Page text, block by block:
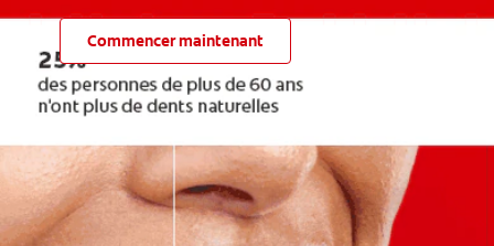
Commencer maintenant